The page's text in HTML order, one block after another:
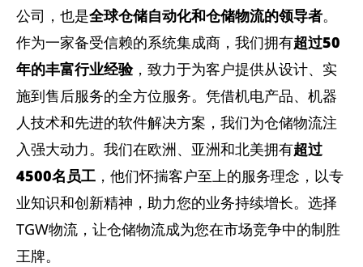
公司，也是全球仓储自动化和仓储物流的领导者。
作为一家备受信赖的系统集成商，我们拥有超过50
年的丰富行业经验，致力于为客户提供从设计、实
施到售后服务的全方位服务。凭借机电产品、机器
人技术和先进的软件解决方案，我们为仓储物流注
入强大动力。我们在欧洲、亚洲和北美拥有超过
4500名员工 ，他们怀揣客户至上的服务理念，以专
业知识和创新精神，助力您的业务持续增长。选择
TGW物流，让仓储物流成为您在市场竞争中的制胜
王牌。